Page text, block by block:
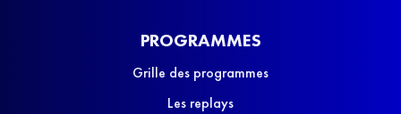
PROGRAMMES
Grille des programmes
Les replays